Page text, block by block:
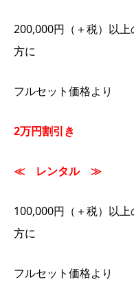
200,000円（＋税）以
方に
フルセット価格より
2万円割引き
≪ レンタル ≫
100,000円（＋税）以
方に
フルセット価格より